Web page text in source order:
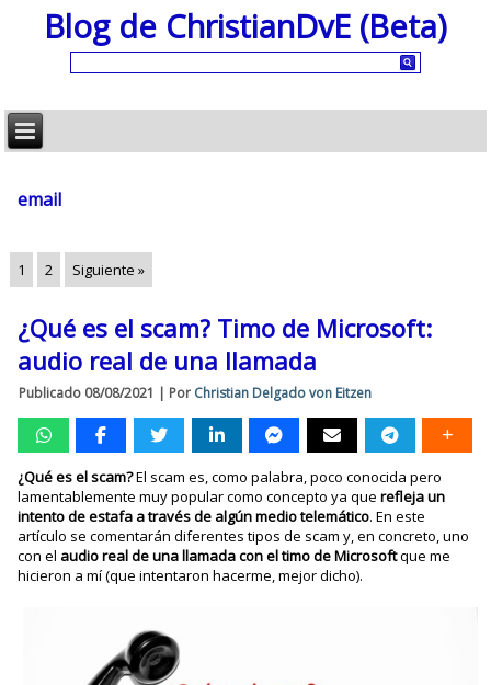
Blog de ChristianDvE (Beta)
email
1 2 Siguiente »
¿Qué es el scam? Timo de Microsoft:
audio real de una llamada
Publicado 08/08/2021 | Por Christian Delgado von Eitzen
¿Qué es el scam?El scam es, como palabra, poco conocida pero
lamentablemente muy popular como concepto ya querefleja un
intento de estafa a través de algún medio telemático. En este
artículo se comentarán diferentes tipos de scam y, en concreto, uno
con el audio real de una llamada con el timo de Microsoftque me
hicieron a mí (que intentaron hacerme, mejor dicho).